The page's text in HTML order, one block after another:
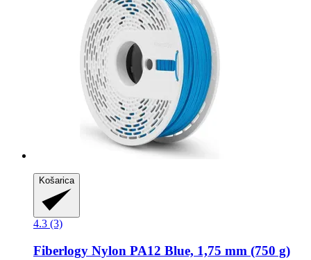
Košarica
4.3 (3)
Fiberlogy Nylon PA12 Blue, 1,75 mm (750 g)